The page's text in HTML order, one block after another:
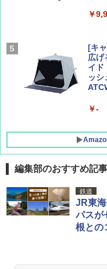
￥
￥
[キ
広げ
イド
ッシ
￥-
ラソ
防水
き
編集部のおすすめ記事
鉄道
JR東
パスが
根との